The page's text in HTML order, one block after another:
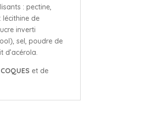
: pectine,
de
inverti
sel, poudre de
d’acérola.
et de